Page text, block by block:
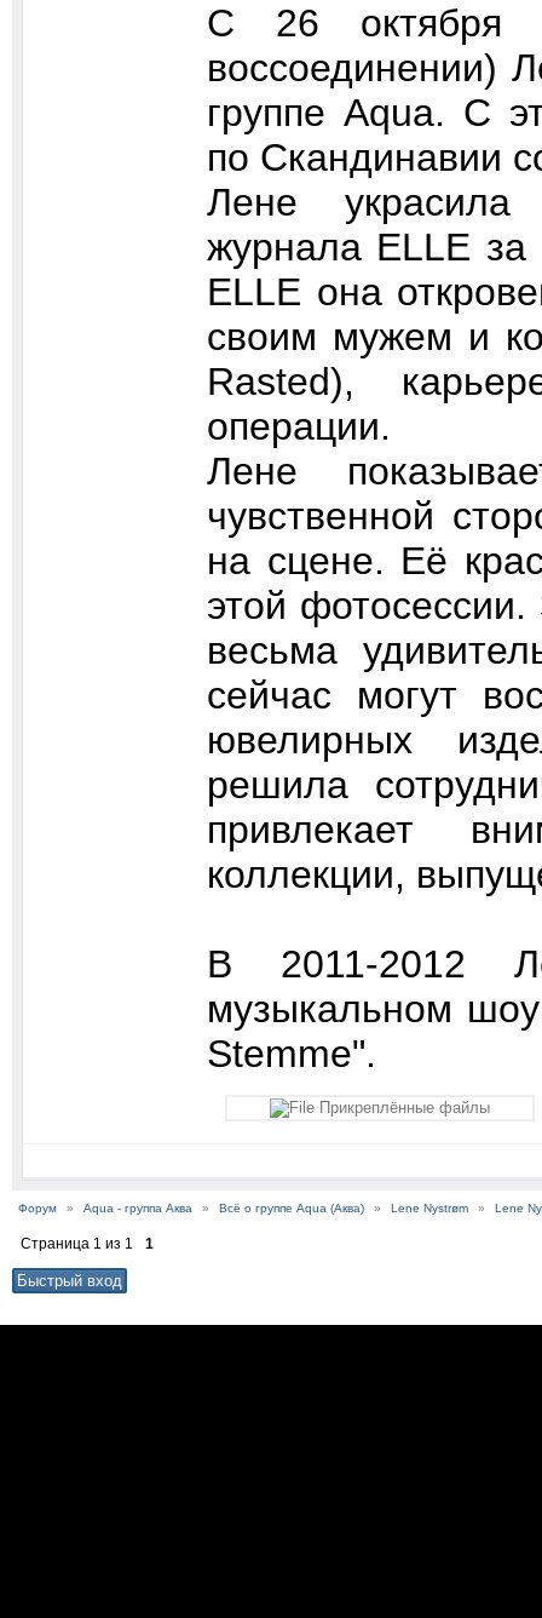
C 26 октября
воссоединении)
группе Aqua. С
по Скандинавии
Лене украсила
журнала ELLE
ELLE она
своим мужем и
Rasted),
операции.
Лене
чувственной
на сцене. Её
этой
весьма
сейчас могут
ювелирных
решила
привлекает
коллекции,
В 2011-2012
музыкальном
Stemme".
Прикреплённые файлы
Форум » Aqua - группа Аква » Всё о группе Aqua (Аква) » Lene Nystrøm » Lene
Страница 1 из 1 1